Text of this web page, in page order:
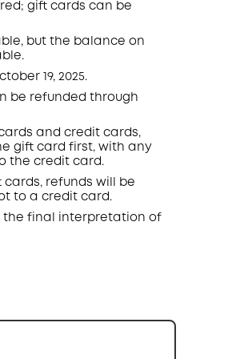
gift cards can be
but the balance on
19, 2025.
be refunded through
and credit cards,
gift card first, with any
the credit card.
cards, refunds will be
to a credit card.
the final interpretation of